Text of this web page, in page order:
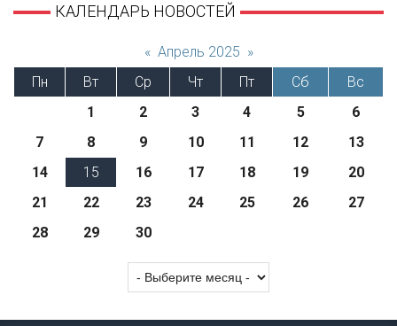
КАЛЕНДАРЬ НОВОСТЕЙ
« Апрель 2025 »
Пн
Вт Ср Чт Пт Сб
Вс
1
2 3 4 5
6
7
8 9 10 11 12
13
14
15 16 17 18 19
20
21
22 23 24 25 26
27
28
29 30